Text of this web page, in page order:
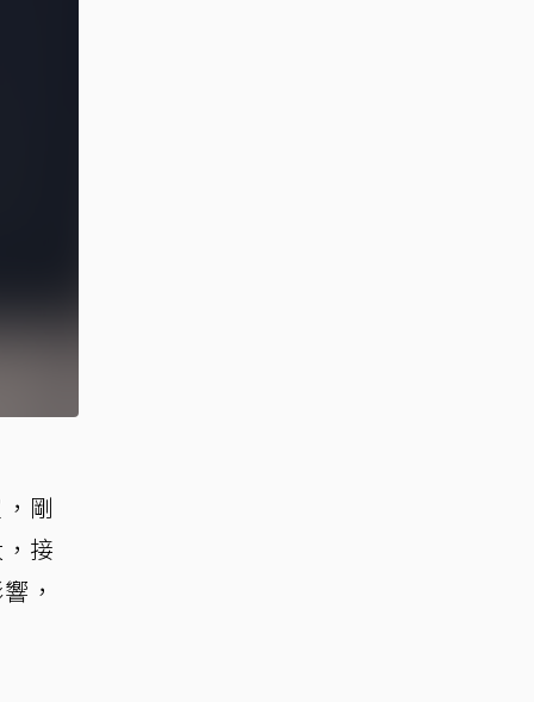
剛
接
，